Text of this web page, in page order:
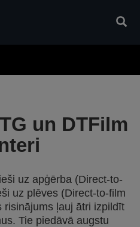
un DTFilm
uz apģērba (Direct-to-
uz plēves (Direct-to-film
risinājums ļauj ātri izpildīt
Tie piedāvā augstu